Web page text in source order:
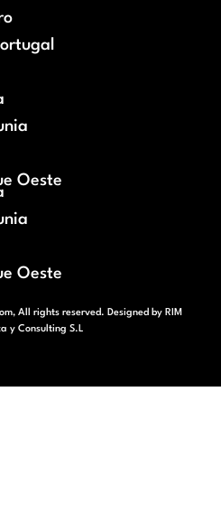
Oeste
Oeste
All rights reserved. Designed by RIM
y Consulting S.L